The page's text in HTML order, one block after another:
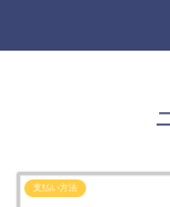
支払い方法